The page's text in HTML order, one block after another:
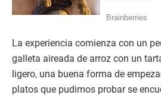
La experiencia comienza con un
galleta aireada de arroz con un
ligero, una buena forma de
platos que pudimos probar se